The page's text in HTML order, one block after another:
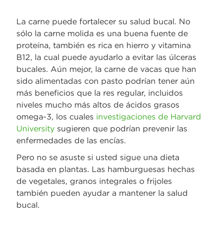
La carne puede fortalecer su salud bucal. No
sólo la carne molida es una buena fuente de
proteína, también es rica en hierro y vitamina
B12, la cual puede ayudarlo a evitar las úlceras
bucales. Aún mejor, la carne de vacas que han
sido alimentadas con pasto podrían tener aún
más beneficios que la res regular, incluidos
niveles mucho más altos de ácidos grasos
omega-3, los cuales investigaciones de Harvard
University sugieren que podrían prevenir las
enfermedades de las encías.
Pero no se asuste si usted sigue una dieta
basada en plantas. Las hamburguesas hechas
de vegetales, granos integrales o frijoles
también pueden ayudar a mantener la salud
bucal.